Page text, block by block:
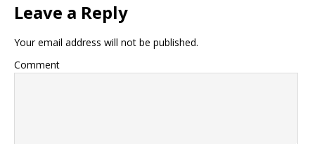
Leave a Reply
Your email address will not be published.
Comment